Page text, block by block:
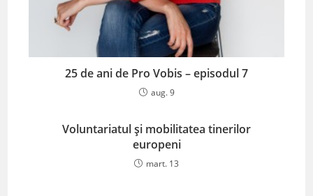
25 de ani de Pro Vobis – episodul 7
aug. 9
Voluntariatul și mobilitatea tinerilor
europeni
mart. 13